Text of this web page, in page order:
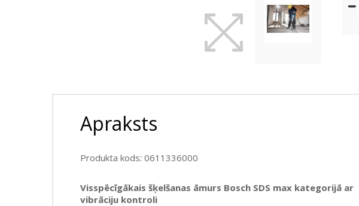
Apraksts
Produkta kods: 0611336000
Visspēcīgākais šķelšanas āmurs Bosch SDS max kategorijā ar
vibrāciju kontroli